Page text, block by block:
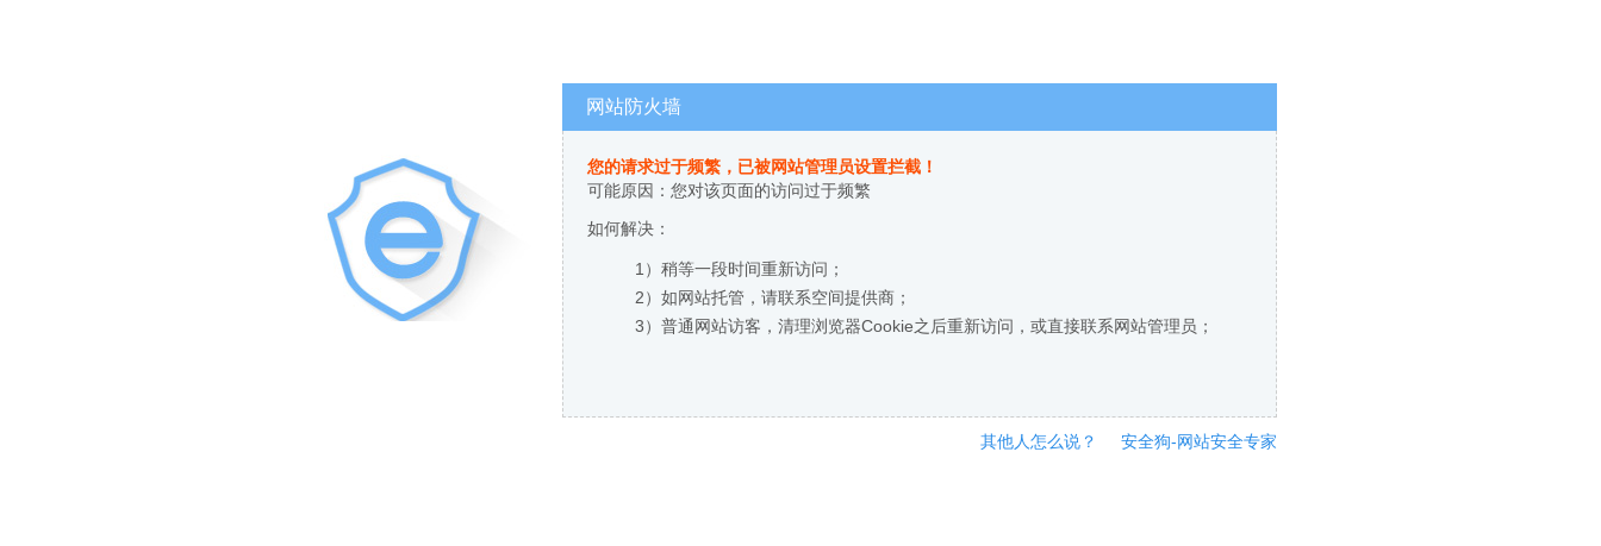
网站防火墙
您的请求过于频繁，已被网站管理员设置拦截！
可能原因：您对该页面的访问过于频繁
如何解决：
1）稍等一段时间重新访问；
2）如网站托管，请联系空间提供商；
3）普通网站访客，清理浏览器Cookie之后重新访问，或直接联系网站管理员；
其他人怎么说？ 安全狗-网站安全专家